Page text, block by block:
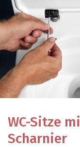
WC-Sitze
Scharnier